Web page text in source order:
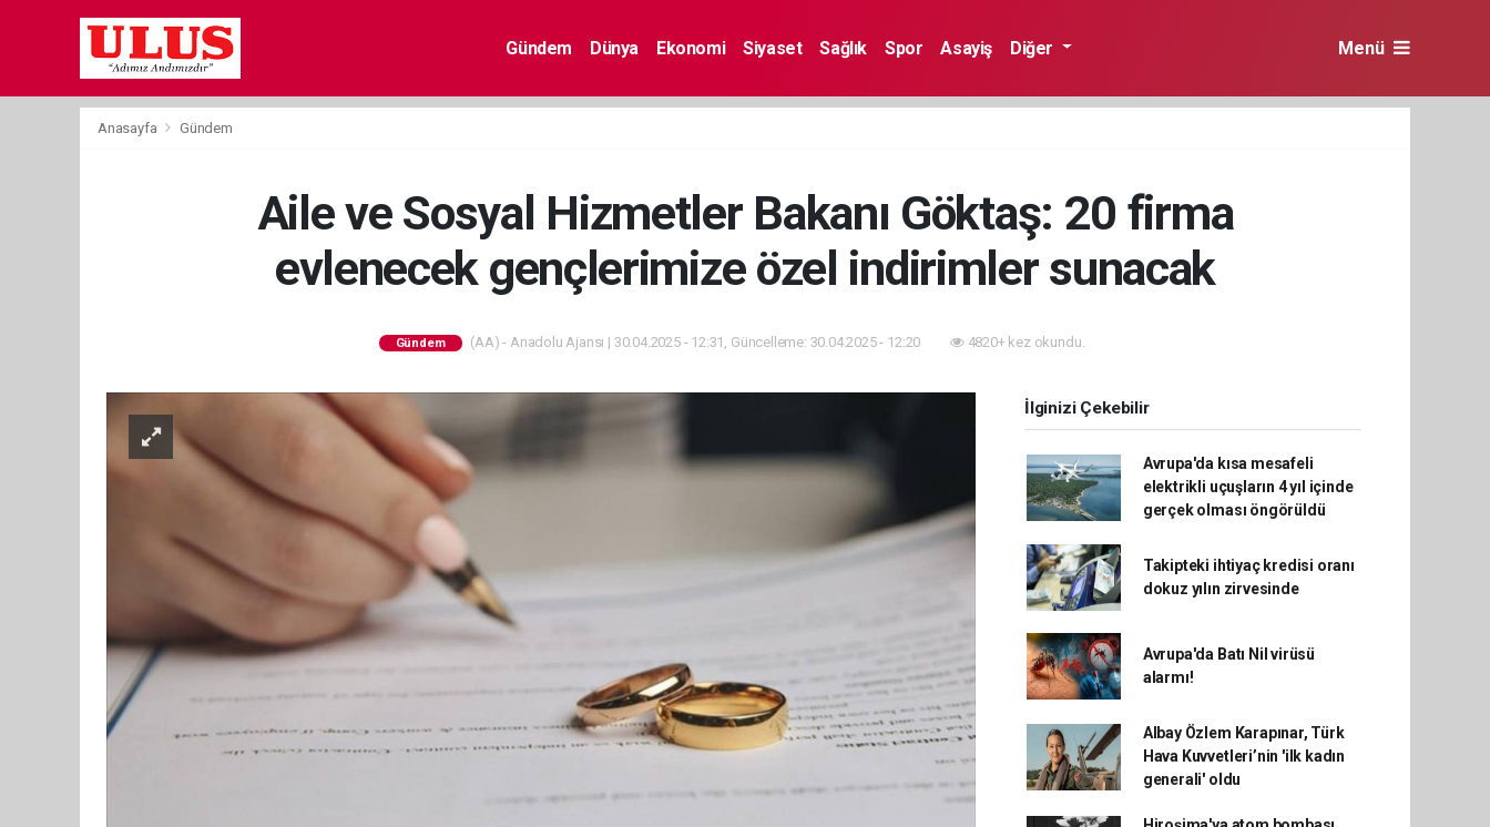
Gündem Dünya Ekonomi Siyaset Sağlık Spor Asayiş Diğer Menü
Anasayfa Gündem
Aile ve Sosyal Hizmetler Bakanı Göktaş: 20 firma
evlenecek gençlerimize özel indirimler sunacak
Gündem (AA) - Anadolu Ajansı | 30.04.2025 - 12:31, Güncelleme: 30.04.2025 - 12:20 4820+ kez okundu.
İlginizi Çekebilir
Avrupa'da kısa mesafeli
elektrikli uçuşların 4 yıl içinde
gerçek olması öngörüldü
Takipteki ihtiyaç kredisi oranı
dokuz yılın zirvesinde
Avrupa'da Batı Nil virüsü
alarmı!
Albay Özlem Karapınar, Türk
Hava Kuvvetleri’nin 'ilk kadın
generali' oldu